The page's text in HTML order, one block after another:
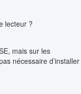
lecteur ?
mais sur les
nécessaire d’installer